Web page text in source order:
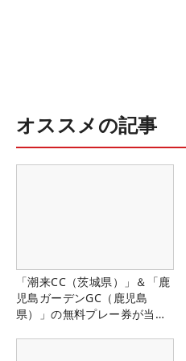
オススメの記事
「潮来CC（茨城県）」＆「鹿
児島ガーデンGC（鹿児島
県）」の無料プレー券が当た